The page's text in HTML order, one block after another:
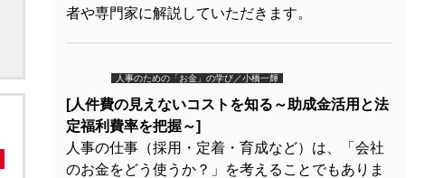
者や専門家に解説していただきます。
人事のための「お金」の学び／小橋一輝
[人件費の見えないコストを知る～助成金活用と法
定福利費率を把握～]
人事の仕事（採用・定着・育成など）は、「会社
のお金をどう使うか？」を考えることでもありま